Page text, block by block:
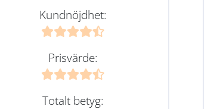
Kundnöjdhet:
Prisvärde:
Totalt betyg: